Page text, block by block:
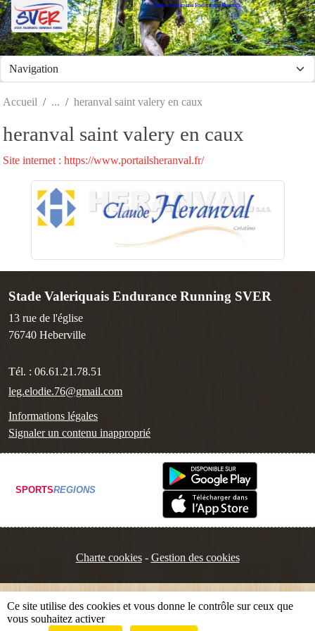
Stade Valeriquais Endurance Running
Accueil heranval saint valery en caux
heranval saint valery en caux
Site internet : https://www.portailsheranval.fr/
Stade Valeriquais Endurance Running SVER
13 rue de l'église
76740 Heberville
Tél. : 06.61.21.78.51
leg.elodie.76@gmail.com
Informations légales
Signaler un contenu inapproprié
SPORTSREGIONS
Charte cookies Gestion des cookies
Panneau de gestion des cookies
Ce site utilise des cookies et vous donne le contrôle sur ceux que
vous souhaitez activer